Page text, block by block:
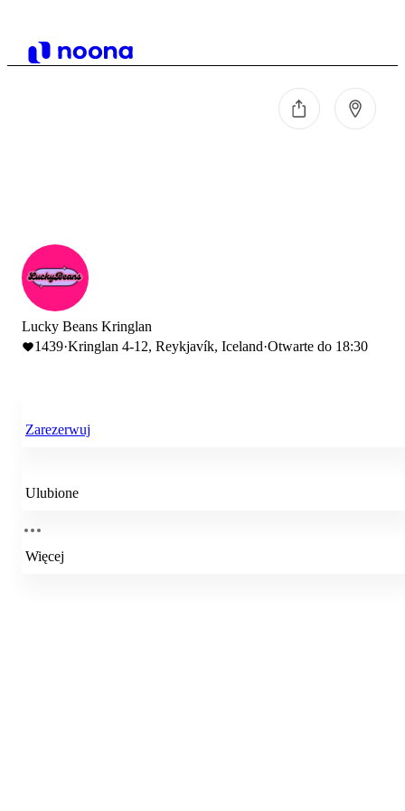
Lucky Beans Kringlan
1439·Kringlan 4-12, Reykjavík, Iceland·Otwarte do 18:30
Zarezerwuj
Ulubione
Więcej